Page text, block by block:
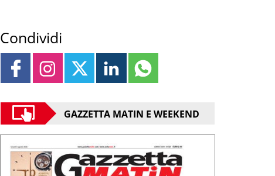
Condividi
GAZZETTA MATIN E WEEKEND